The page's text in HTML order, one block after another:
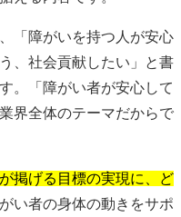
「障がいを持つ人が安心
、社会貢献したい」と書
。「障がい者が安心して
界全体のテーマだからで
が掲げる目標の実現に、ど
がい者の身体の動きをサポ